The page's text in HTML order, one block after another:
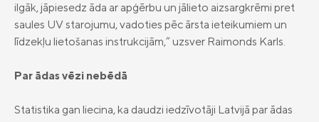
ilgāk, jāpiesedz āda ar apģērbu un jālieto aizsargkrēmi pret
saules UV starojumu, vadoties pēc ārsta ieteikumiem un
līdzekļu lietošanas instrukcijām,” uzsver Raimonds Karls.
Par ādas vēzi nebēdā
Statistika gan liecina, ka daudzi iedzīvotāji Latvijā par ādas